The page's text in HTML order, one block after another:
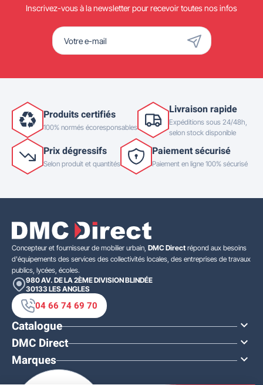
Inscrivez-vous à la newsletter pour recevoir toutes nos infos
Produits certifiés
100% normés écoresponsables
Livraison rapide
Expéditions sous 24/48h,
selon stock disponible
Prix dégressifs
Selon produit et quantités
Paiement sécurisé
Paiement en ligne 100% sécurisé
Concepteur et fournisseur de mobilier urbain, DMC Direct répond aux besoins
d'équipements des services des collectivités locales, des entreprises de travaux
publics, lycées, écoles.
980 AV. DE LA 2ÈME DIVISION BLINDÉE
30133 LES ANGLES
04 66 74 69 70
Catalogue 
DMC Direct 
Marques 